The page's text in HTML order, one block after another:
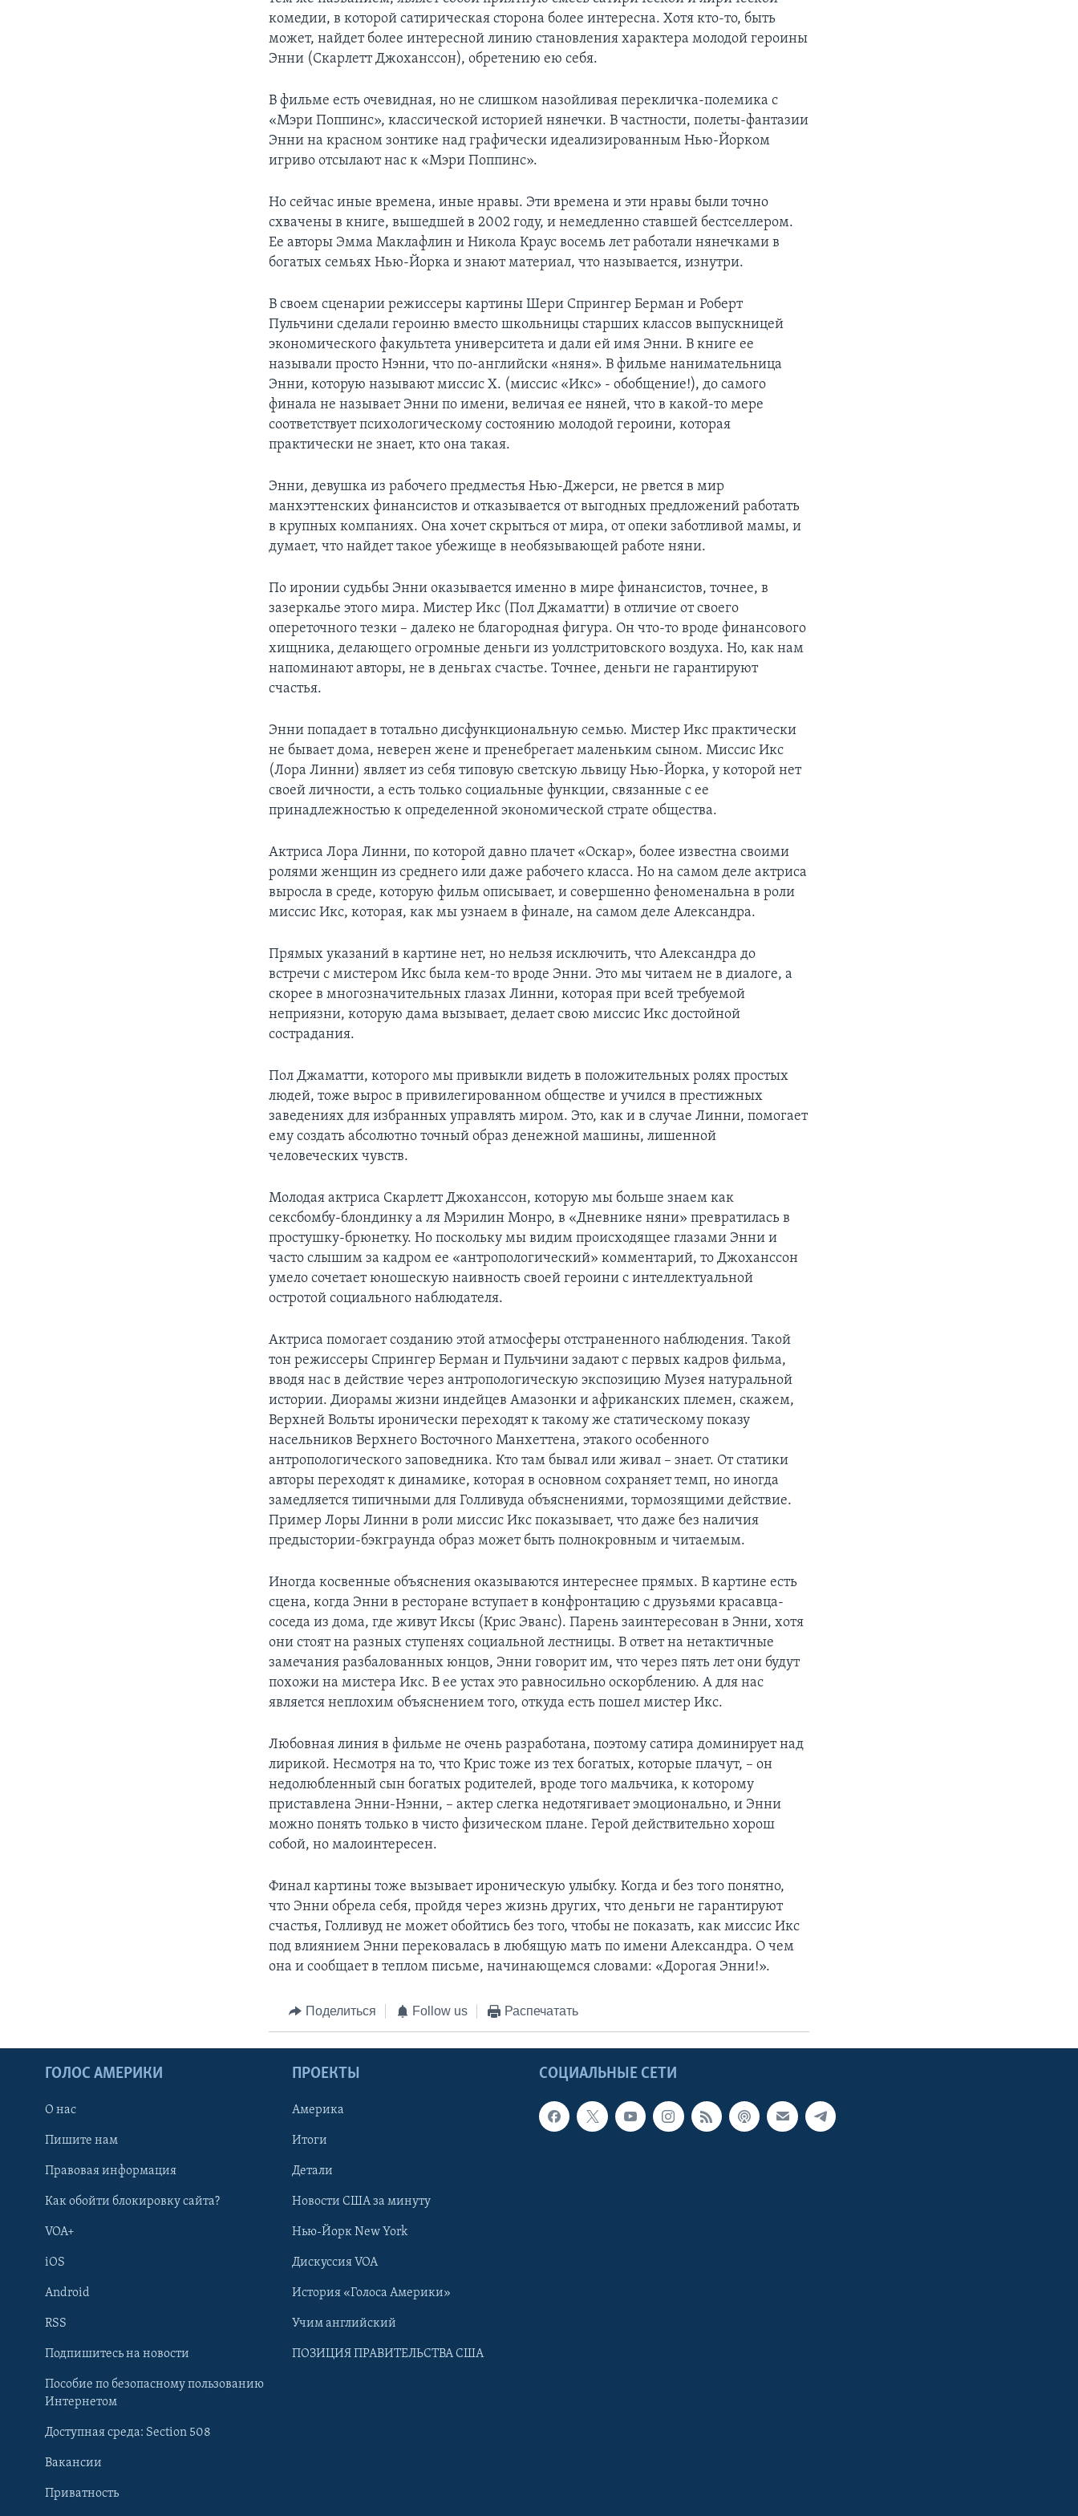
Learning English
Языки
комедии, в которой сатирическая сторона более интересна. Хотя кто-то, быть
может, найдет более интересной линию становления характера молодой героины
Энни (Скарлетт Джоханссон), обретению ею себя.
В фильме есть очевидная, но не слишком назойливая перекличка-полемика с
«Мэри Поппинс», классической историей нянечки. В частности, полеты-фантазии
Энни на красном зонтике над графически идеализированным Нью-Йорком
игриво отсылают нас к «Мэри Поппинс».
Но сейчас иные времена, иные нравы. Эти времена и эти нравы были точно
схвачены в книге, вышедшей в 2002 году, и немедленно ставшей бестселлером.
Ее авторы Эмма Маклафлин и Никола Краус восемь лет работали нянечками в
богатых семьях Нью-Йорка и знают материал, что называется, изнутри.
В своем сценарии режиссеры картины Шери Спрингер Берман и Роберт
Пульчини сделали героиню вместо школьницы старших классов выпускницей
экономического факультета университета и дали ей имя Энни. В книге ее
называли просто Нэнни, что по-английски «няня». В фильме нанимательница
Энни, которую называют миссис Х. (миссис «Икс» - обобщение!), до самого
финала не называет Энни по имени, величая ее няней, что в какой-то мере
соответствует психологическому состоянию молодой героини, которая
практически не знает, кто она такая.
Энни, девушка из рабочего предместья Нью-Джерси, не рвется в мир
манхэттенских финансистов и отказывается от выгодных предложений работать
в крупных компаниях. Она хочет скрыться от мира, от опеки заботливой мамы, и
думает, что найдет такое убежище в необязывающей работе няни.
По иронии судьбы Энни оказывается именно в мире финансистов, точнее, в
зазеркалье этого мира. Мистер Икс (Пол Джаматти) в отличие от своего
опереточного тезки – далеко не благородная фигура. Он что-то вроде финансового
хищника, делающего огромные деньги из уоллстритовского воздуха. Но, как нам
напоминают авторы, не в деньгах счастье. Точнее, деньги не гарантируют
счастья.
Энни попадает в тотально дисфункциональную семью. Мистер Икс практически
не бывает дома, неверен жене и пренебрегает маленьким сыном. Миссис Икс
(Лора Линни) являет из себя типовую светскую львицу Нью-Йорка, у которой нет
своей личности, а есть только социальные функции, связанные с ее
принадлежностью к определенной экономической страте общества.
Актриса Лора Линни, по которой давно плачет «Оскар», более известна своими
ролями женщин из среднего или даже рабочего класса. Но на самом деле актриса
выросла в среде, которую фильм описывает, и совершенно феноменальна в роли
миссис Икс, которая, как мы узнаем в финале, на самом деле Александра.
Прямых указаний в картине нет, но нельзя исключить, что Александра до
встречи с мистером Икс была кем-то вроде Энни. Это мы читаем не в диалоге, а
скорее в многозначительных глазах Линни, которая при всей требуемой
неприязни, которую дама вызывает, делает свою миссис Икс достойной
сострадания.
Пол Джаматти, которого мы привыкли видеть в положительных ролях простых
людей, тоже вырос в привилегированном обществе и учился в престижных
заведениях для избранных управлять миром. Это, как и в случае Линни, помогает
ему создать абсолютно точный образ денежной машины, лишенной
человеческих чувств.
Молодая актриса Скарлетт Джоханссон, которую мы больше знаем как
сексбомбу-блондинку а ля Мэрилин Монро, в «Дневнике няни» превратилась в
простушку-брюнетку. Но поскольку мы видим происходящее глазами Энни и
часто слышим за кадром ее «антропологический» комментарий, то Джоханссон
умело сочетает юношескую наивность своей героини с интеллектуальной
остротой социального наблюдателя.
Актриса помогает созданию этой атмосферы отстраненного наблюдения. Такой
тон режиссеры Спрингер Берман и Пульчини задают с первых кадров фильма,
вводя нас в действие через антропологическую экспозицию Музея натуральной
истории. Диорамы жизни индейцев Амазонки и африканских племен, скажем,
Верхней Вольты иронически переходят к такому же статическому показу
насельников Верхнего Восточного Манхеттена, этакого особенного
антропологического заповедника. Кто там бывал или живал – знает. От статики
авторы переходят к динамике, которая в основном сохраняет темп, но иногда
замедляется типичными для Голливуда объяснениями, тормозящими действие.
Пример Лоры Линни в роли миссис Икс показывает, что даже без наличия
предыстории-бэкграунда образ может быть полнокровным и читаемым.
Иногда косвенные объяснения оказываются интереснее прямых. В картине есть
сцена, когда Энни в ресторане вступает в конфронтацию с друзьями красавца-
соседа из дома, где живут Иксы (Крис Эванс). Парень заинтересован в Энни, хотя
они стоят на разных ступенях социальной лестницы. В ответ на нетактичные
замечания разбалованных юнцов, Энни говорит им, что через пять лет они будут
похожи на мистера Икс. В ее устах это равносильно оскорблению. А для нас
является неплохим объяснением того, откуда есть пошел мистер Икс.
Любовная линия в фильме не очень разработана, поэтому сатира доминирует над
лирикой. Несмотря на то, что Крис тоже из тех богатых, которые плачут, – он
недолюбленный сын богатых родителей, вроде того мальчика, к которому
приставлена Энни-Нэнни, – актер слегка недотягивает эмоционально, и Энни
можно понять только в чисто физическом плане. Герой действительно хорош
собой, но малоинтересен.
Финал картины тоже вызывает ироническую улыбку. Когда и без того понятно,
что Энни обрела себя, пройдя через жизнь других, что деньги не гарантируют
счастья, Голливуд не может обойтись без того, чтобы не показать, как миссис Икс
под влиянием Энни перековалась в любящую мать по имени Александра. О чем
она и сообщает в теплом письме, начинающемся словами: «Дорогая Энни!».
Поделиться Follow us Распечатать
СОЦИАЛЬНЫЕ СЕТИ
ГОЛОС АМЕРИКИ
О нас
Пишите нам
Правовая информация
Как обойти блокировку сайта?
VOA+
iOS
Android
RSS
Подпишитесь на новости
Пособие по безопасному пользованию
Интернетом
Доступная среда: Section 508
Вакансии
Приватность
ПРОЕКТЫ
Америка
Итоги
Детали
Новости США за минуту
Нью-Йорк New York
Дискуссия VOA
История «Голоса Америки»
Учим английский
ПОЗИЦИЯ ПРАВИТЕЛЬСТВА США